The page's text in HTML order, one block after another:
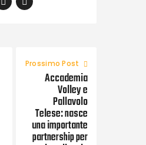
Prossimo Post
Accademia
Volley e
Pallavolo
Telese: nasce
una importante
partnership per